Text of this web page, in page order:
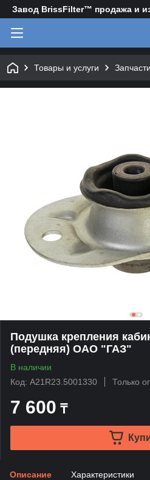
Завод BrissFilter™ продажа и
Товары и услуги
Подушка крепления
(передняя) ОАО "ГАЗ"
В наличии
Код: А21R23.5001330
Только
7 600 ₸
Описание Характеристики